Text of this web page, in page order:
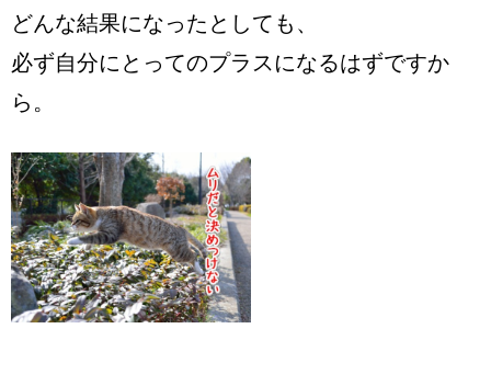
どんな結果になったとしても、
必ず自分にとってのプラスになるはずですか
ら。